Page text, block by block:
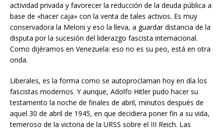
actividad privada y favorecer la reducción de la deuda pública a
base de «hacer caja» con la venta de tales activos. Es muy
conservadora la Meloni y eso la lleva, a guardar distancia de la
disputa por la sucesión del liderazgo fascista internacional.
Como dijéramos en Venezuela: eso no es su peo, está en otra
onda.
Liberales, es la forma como se autoproclaman hoy en día los
fascistas modernos. Y aunque, Adolfo Hitler pudo hacer su
testamento la noche de finales de abril, minutos después de
aquel 30 de abril de 1945, en que decidiera poner fin a su vida,
temeroso de la victoria de la URSS sobre el III Reich. Las